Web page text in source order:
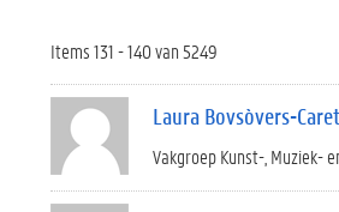
Items 131 - 140 van 5249
Laura Bovsòvers-
Vakgroep Kunst-, Muziek-